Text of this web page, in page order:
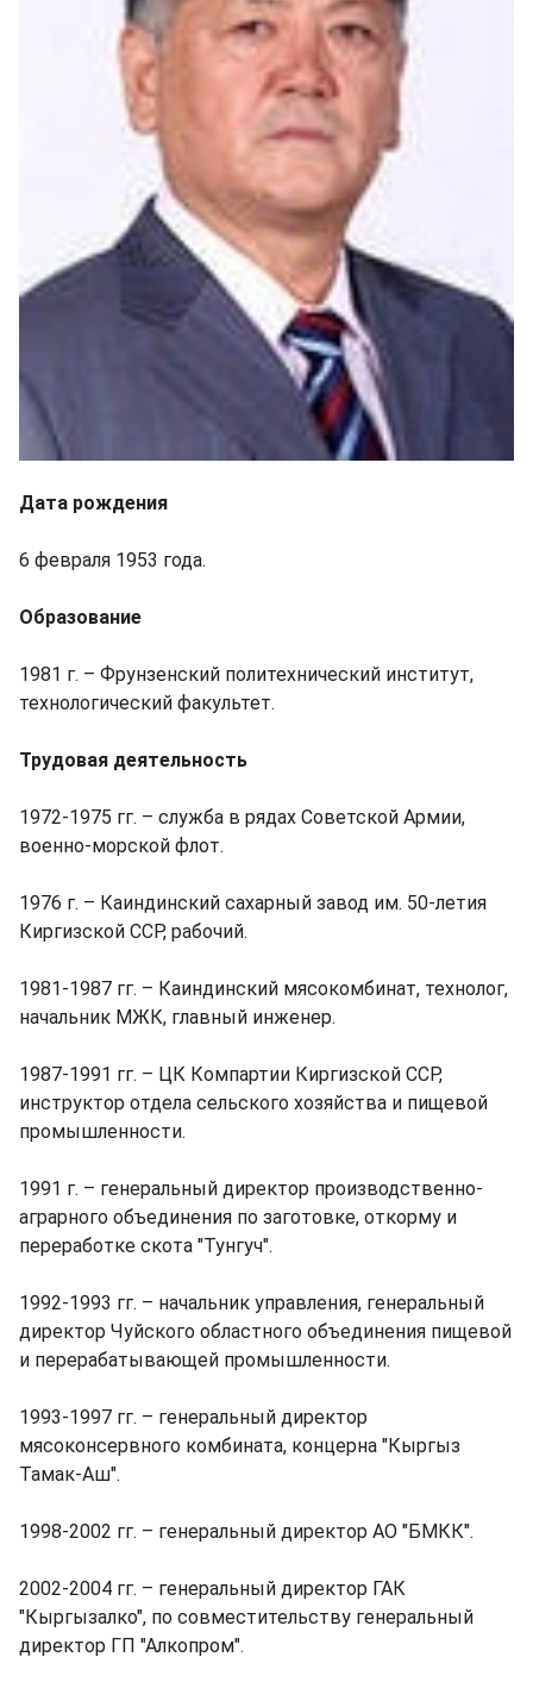
Дата рождения
6 февраля 1953 года.
Образование
1981 г. – Фрунзенский политехнический институт,
технологический факультет.
Трудовая деятельность
1972-1975 гг. ­– служба в рядах Советской Армии,
военно-морской флот.
1976 г. ­– Каиндинский сахарный завод им. 50-летия
Киргизской ССР, рабочий.
1981-1987 гг. ­– Каиндинский мясокомбинат, технолог,
начальник МЖК, главный инженер.
1987-1991 гг. ­– ЦК Компартии Киргизской ССР,
инструктор отдела сельского хозяйства и пищевой
промышленности.
1991 г. – генеральный директор производственно-
аграрного объединения по заготовке, откорму и
переработке скота "Тунгуч".
1992-1993 гг. ­– начальник управления, генеральный
директор Чуйского областного объединения пищевой
и перерабатывающей промышленности.
1993-1997 гг. ­– генеральный директор
мясоконсервного комбината, концерна "Кыргыз
Тамак-Аш".
1998-2002 гг. ­– генеральный директор АО "БМКК".
2002-2004 гг. ­– генеральный директор ГАК
"Кыргызалко", по совместительству генеральный
директор ГП "Алкопром".